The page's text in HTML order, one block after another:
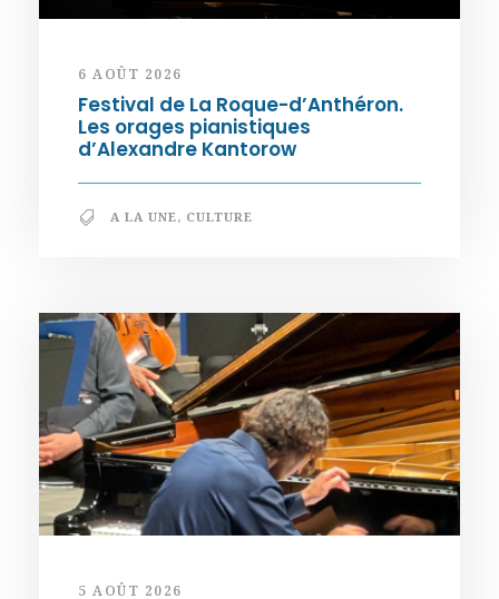
6 AOÛT 2026
Festival de La Roque-d’Anthéron.
Les orages pianistiques
d’Alexandre Kantorow
A LA UNE, CULTURE
5 AOÛT 2026